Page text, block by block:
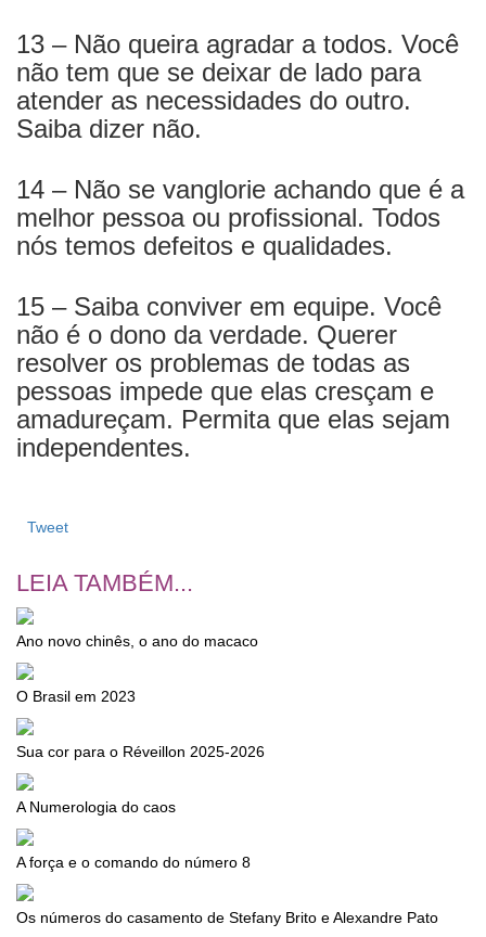
13 – Não queira agradar a todos. Você
não tem que se deixar de lado para
atender as necessidades do outro.
Saiba dizer não.
14 – Não se vanglorie achando que é a
melhor pessoa ou profissional. Todos
nós temos defeitos e qualidades.
15 – Saiba conviver em equipe. Você
não é o dono da verdade. Querer
resolver os problemas de todas as
pessoas impede que elas cresçam e
amadureçam. Permita que elas sejam
independentes.
Tweet
LEIA TAMBÉM...
Ano novo chinês, o ano do macaco
O Brasil em 2023
Sua cor para o Réveillon 2025-2026
A Numerologia do caos
A força e o comando do número 8
Os números do casamento de Stefany Brito e Alexandre Pato